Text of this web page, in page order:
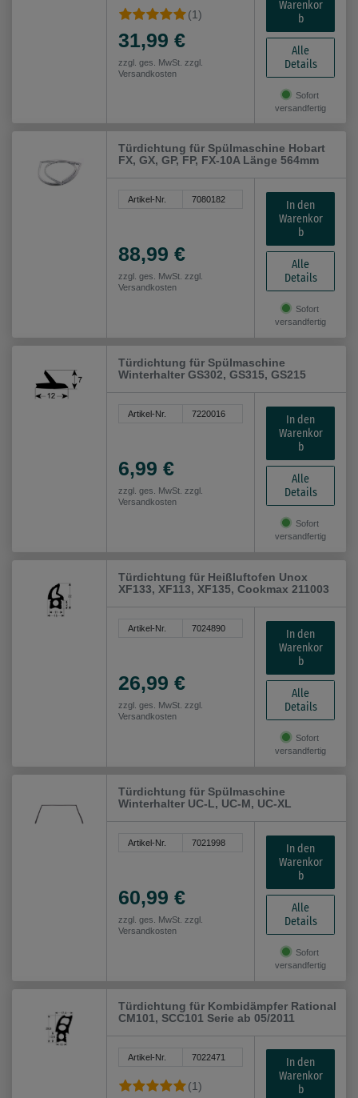
(1)
31,99 €
zzgl. ges. MwSt. zzgl.
Versandkosten
Warenkor
b
Alle
Details
Sofort
versandfertig
Türdichtung für Spülmaschine Hobart
FX, GX, GP, FP, FX-10A Länge 564mm
Artikel-Nr. 7080182
88,99 €
zzgl. ges. MwSt. zzgl.
Versandkosten
In den
Warenkor
b
Alle
Details
Sofort
versandfertig
Türdichtung für Spülmaschine
Winterhalter GS302, GS315, GS215
Artikel-Nr. 7220016
6,99 €
zzgl. ges. MwSt. zzgl.
Versandkosten
In den
Warenkor
b
Alle
Details
Sofort
versandfertig
Türdichtung für Heißluftofen Unox
XF133, XF113, XF135, Cookmax 211003
Artikel-Nr. 7024890
26,99 €
zzgl. ges. MwSt. zzgl.
Versandkosten
In den
Warenkor
b
Alle
Details
Sofort
versandfertig
Türdichtung für Spülmaschine
Winterhalter UC-L, UC-M, UC-XL
Artikel-Nr. 7021998
60,99 €
zzgl. ges. MwSt. zzgl.
Versandkosten
In den
Warenkor
b
Alle
Details
Sofort
versandfertig
Türdichtung für Kombidämpfer Rational
CM101, SCC101 Serie ab 05/2011
Artikel-Nr. 7022471
(1)
In den
Warenkor
b